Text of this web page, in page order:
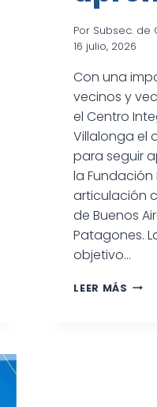
Por Subsec. de
16 julio, 2026
Con una
vecinos y
el Centro
Villalonga el
para seguir
la Fundación
articulación
de Buenos
Patagones.
objetivo…
LEER MÁS CON